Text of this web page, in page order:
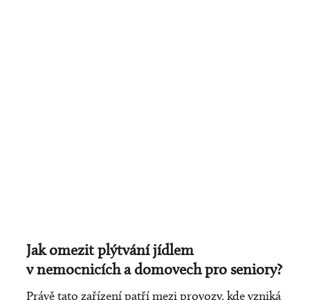
Jak omezit plýtvání jídlem
v nemocnicích a domovech pro seniory?
Právě tato zařízení patří mezi provozy, kde vzniká